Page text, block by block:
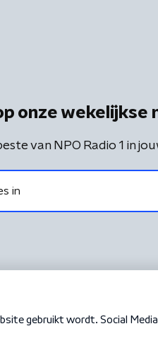
onze wekelijkse
van NPO Radio 1 in